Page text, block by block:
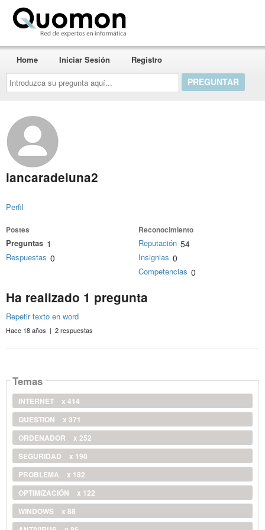
Introduzca
su
pregunta
aquí...
Home Iniciar Sesión Registro
lancaradeluna2
Perfil
Postes
Preguntas 1
Respuestas 0
Reconocimiento
Reputación 54
Insignias 0
Competencias 0
Ha realizado 1 pregunta
Repetir texto en word
Hace 18 años | 2 respuestas
Temas
INTERNET
x 414
QUESTION
x 371
ORDENADOR
x 252
SEGURIDAD
x 190
PROBLEMA
x 182
OPTIMIZACIÓN
x 122
WINDOWS
x 88